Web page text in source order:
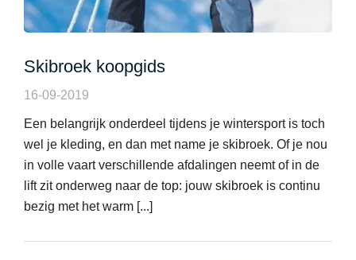
Skibroek koopgids
16-09-2019
Een belangrijk onderdeel tijdens je wintersport is toch
wel je kleding, en dan met name je skibroek. Of je nou
in volle vaart verschillende afdalingen neemt of in de
lift zit onderweg naar de top: jouw skibroek is continu
bezig met het warm [...]